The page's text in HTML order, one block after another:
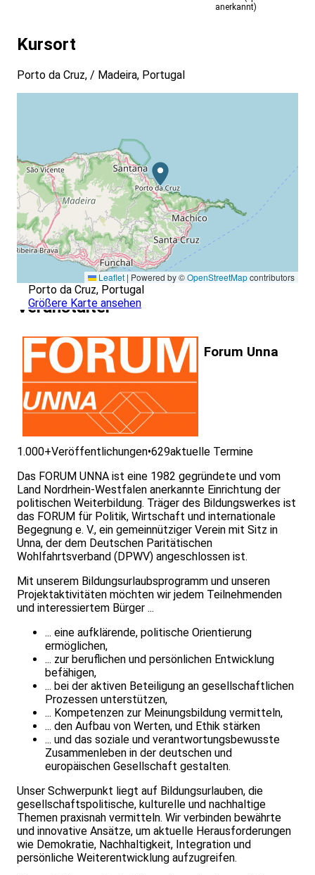
Flughäfen Köln/Bonn, Düsseldorf, Frankfurt,
Anerkennungshinweise: Die Anerkennung für
anerkannt)
Kursort
Porto da Cruz, / Madeira, Portugal
Leaflet | Powered by ©OpenStreetMapcontributors
Porto da Cruz, Portugal
Größere Karte ansehen
Veranstalter
Forum Unna
1.000+Veröffentlichungen•629aktuelle Termine
Das FORUM UNNA ist eine 1982 gegründete und vom
Land Nordrhein-Westfalen anerkannte Einrichtung der
politischen Weiterbildung. Träger des Bildungswerkes ist
das FORUM für Politik, Wirtschaft und internationale
Begegnung e. V., ein gemeinnütziger Verein mit Sitz in
Unna, der dem Deutschen Paritätischen
Wohlfahrtsverband (DPWV) angeschlossen ist.
Mit unserem Bildungsurlaubsprogramm und unseren
Projektaktivitäten möchten wir jedem Teilnehmenden
und interessiertem Bürger ...
... eine aufklärende, politische Orientierung
ermöglichen,
... zur beruflichen und persönlichen Entwicklung
befähigen,
... bei der aktiven Beteiligung an gesellschaftlichen
Prozessen unterstützen,
... Kompetenzen zur Meinungsbildung vermitteln,
... den Aufbau von Werten, und Ethik stärken
... und das soziale und verantwortungsbewusste
Zusammenleben in der deutschen und
europäischen Gesellschaft gestalten.
Unser Schwerpunkt liegt auf Bildungsurlauben, die
gesellschaftspolitische, kulturelle und nachhaltige
Themen praxisnah vermitteln. Wir verbinden bewährte
und innovative Ansätze, um aktuelle Herausforderungen
wie Demokratie, Nachhaltigkeit, Integration und
persönliche Weiterentwicklung aufzugreifen.